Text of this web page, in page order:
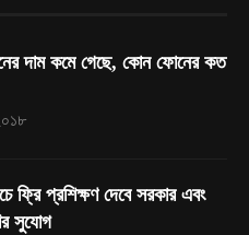
দাম কমে গেছে, কোন ফোনের কত
ফ্রি প্রশিক্ষণ দেবে সরকার এবং
সুযোগ